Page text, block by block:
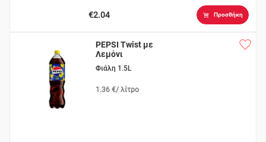
€2.04 Προσθήκη
PEPSI Twist με
Λεμόνι
Φιάλη 1.5L
1.36 €/ λίτρο